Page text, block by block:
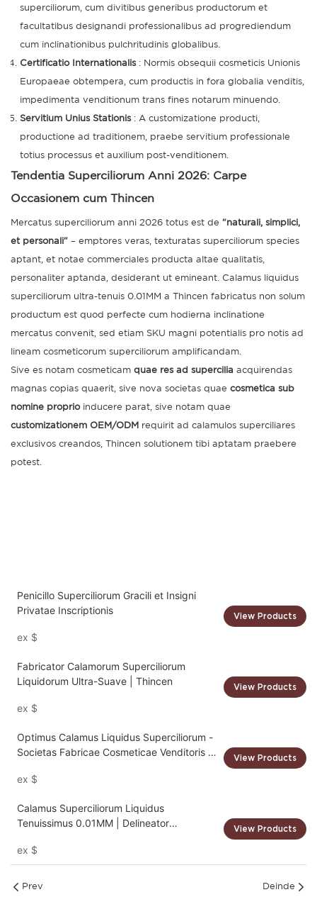
superciliorum, cum divitibus generibus productorum et
facultatibus designandi professionalibus ad progrediendum
cum inclinationibus pulchritudinis globalibus.
Certificatio Internationalis: Normis obsequii cosmeticis Unionis
Europaeae obtempera, cum productis in fora globalia venditis,
impedimenta venditionum trans fines notarum minuendo.
Servitium Unius Stationis: A customizatione producti,
productione ad traditionem, praebe servitium professionale
totius processus et auxilium post-venditionem.
Tendentia Superciliorum Anni 2026: Carpe
Occasionem cum Thincen
Mercatus superciliorum anni 2026 totus est de "naturali, simplici,
et personali" – emptores veras, texturatas superciliorum species
aptant, et notae commerciales producta altae qualitatis,
personaliter aptanda, desiderant ut emineant. Calamus liquidus
superciliorum ultra-tenuis 0.01MM a Thincen fabricatus non solum
productum est quod perfecte cum hodierna inclinatione
mercatus convenit, sed etiam SKU magni potentialis pro notis ad
lineam cosmeticorum superciliorum amplificandam.
Sive es notam cosmeticam quae res ad supercilia acquirendas
magnas copias quaerit, sive nova societas quae cosmetica sub
nomine proprioinducere parat, sive notam quae
customizationem OEM/ODM requirit ad calamulos superciliares
exclusivos creandos, Thincen solutionem tibi aptatam praebere
potest.
Penicillo Superciliorum Gracili et Insigni
Privatae Inscriptionis
ex $
View Products
Fabricator Calamorum Superciliorum
Liquidorum Ultra-Suave | Thincen
ex $
View Products
Optimus Calamus Liquidus Superciliorum -
Societas Fabricae Cosmeticae Venditoris -
ex $
View Products
Calamus Superciliorum Liquidus
Tenuissimus 0.01MM | Delineator
Inscriptionis
ex $
View Products
Prev Deinde